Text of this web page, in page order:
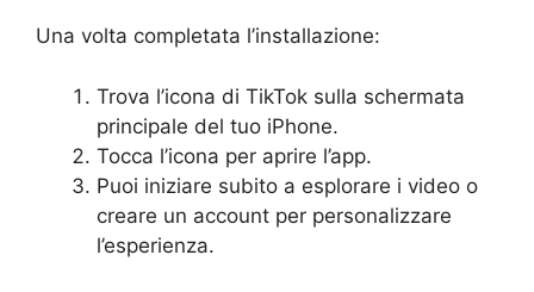
Una volta completata l’installazione:
Trova l’icona di TikTok sulla schermata
principale del tuo iPhone.
Tocca l’icona per aprire l’app.
Puoi iniziare subito a esplorare i video o
creare un account per personalizzare
l’esperienza.